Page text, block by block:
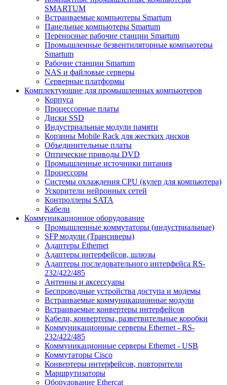
SMARTUM
Встраиваемые компьютеры Smartum
Панельные компьютеры Smartum
Переносные рабочие станции Smartum
Промышленные безвентиляторные компьютеры
Smartum
Рабочие станции Smartum
NAS и файловые серверы
Серверные платформы
Комплектующие для промышленных компьютеров
Корпуса
Процессорные платы
Диски SSD
Индустриальные модули памяти
Корзины Mobile Rack для жестких дисков
Объединительные платы
Оптические приводы DVD
Промышленные источники питания
Процессоры
Системы охлаждения CPU (кулер для компьютера)
Ускорители нейронных сетей
Контроллеры SATA
Кабели
Коммуникационное оборудование
Промышленные коммутаторы (индустриальные)
SFP модули (Трансиверы)
Адаптеры Ethernet
Адаптеры интерфейсов, шлюзы
Адаптеры последовательного интерфейса RS-
232/422/485
Антенны и аксессуары
Беспроводные устройства доступа и модемы
Встраиваемые коммуникационные модули
Встраиваемые конвертеры интерфейсов
Кабели, конвертеры, разветвительные коробки
Коммуникационные серверы Ethernet - RS-
232/422/485
Коммуникационные серверы Ethernet - USB
Коммутаторы Cisco
Конвертеры интерфейсов, повторители
Маршрутизаторы
Оборудование Ethercat